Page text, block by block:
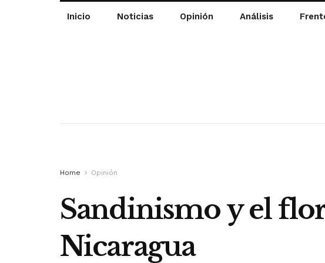
Inicio Noticias Opinión Análisis
Home Opinión
Sandinismo y el
Nicaragua